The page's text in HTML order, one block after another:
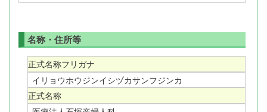
名称・住所等
正式名称フリガナ
イリョウホウジンイシヅカサンフジンカ
正式名称